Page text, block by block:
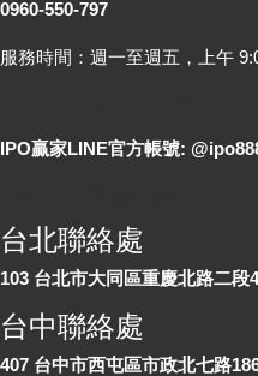
0960-550-797
服務時間：週一至週五，上午
IPO贏家LINE官方帳號:
台北聯絡處
103 台北市大同區重慶北路二段
台中聯絡處
407 台中市西屯區市政北七路